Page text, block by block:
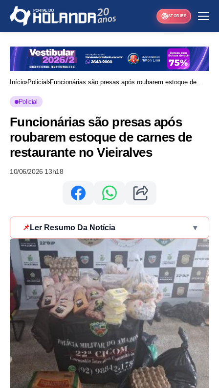
STORIES
Início Policial Funcionárias são presas após roubarem estoque de
Policial
Funcionárias são presas após
roubarem estoque de carnes de
restaurante no Vieiralves
10/06/2026 13h18
📌 Ler Resumo Da Notícia ▾